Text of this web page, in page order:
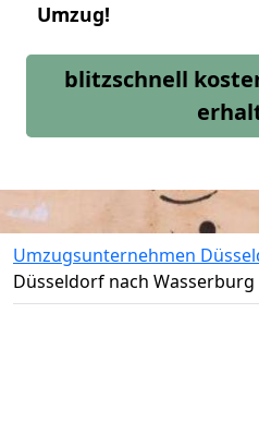
Umzug!
blitzschnell
Umzugsunternehmen
Düsseldorf nach Wasserburg